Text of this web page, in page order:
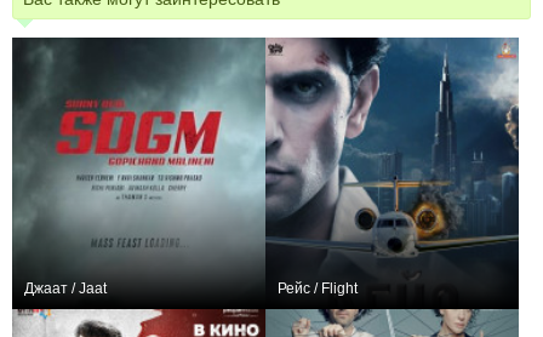
Джаат / Jaat Рейс / Flight